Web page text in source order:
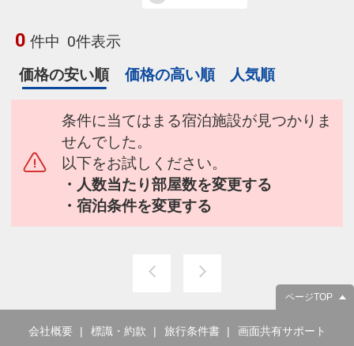
0 件中 0件表示
価格の安い順
価格の高い順 人気順
条件に当てはまる宿泊施設が見つかりま
せんでした。
以下をお試しください。
・人数当たり部屋数を変更する
・宿泊条件を変更する
ページTOP
会社概要 標識・約款 旅行条件書 画面共有サポート